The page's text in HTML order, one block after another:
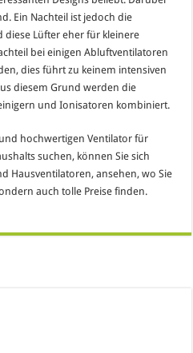
Ein Nachteil ist jedoch die
diese Lüfter eher für kleinere
bei einigen Abluftventilatoren
dies führt zu keinem intensiven
diesem Grund werden die
und Ionisatoren kombiniert.
hochwertigen Ventilator für
suchen, können Sie sich
Hausventilatoren, ansehen, wo Sie
auch tolle Preise finden.